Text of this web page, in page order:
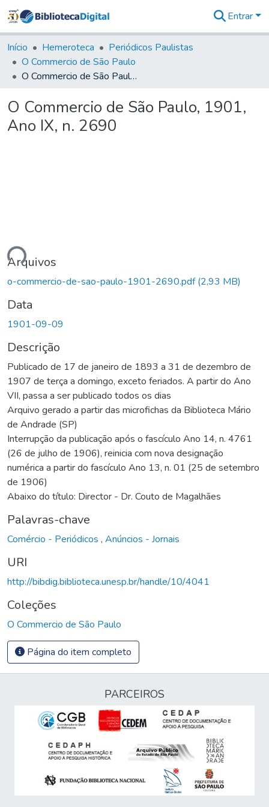
&
Coleções
Tudo na
Biblioteca
Estatísticas
Entrar
Início Hemeroteca
Periódicos Paulistas
O Commercio de São Paulo
O Commercio de São Paulo, 1901, Ano IX, n. 2690
O Commercio de São Paulo, 1901,
Ano IX, n. 2690
Arquivos
o-commercio-de-sao-paulo-1901-2690.pdf(2,93 MB)
Data
1901-09-09
Descrição
Publicado de 17 de janeiro de 1893 a 31 de dezembro de
1907 de terça a domingo, exceto feriados. A partir do Ano
VII, passa a ser publicado todos os dias
Arquivo gerado a partir das microfichas da Biblioteca Mário
de Andrade (SP)
Interrupção da publicação após o fascículo Ano 14, n. 4761
(26 de julho de 1906), reinicia com nova designação
numérica a partir do fascículo Ano 13, n. 01 (25 de setembro
de 1906)
Abaixo do título: Director - Dr. Couto de Magalhães
Palavras-chave
Comércio - Periódicos , Anúncios - Jornais
URI
http://bibdig.biblioteca.unesp.br/handle/10/4041
Coleções
O Commercio de São Paulo
Página do item completo
PARCEIROS